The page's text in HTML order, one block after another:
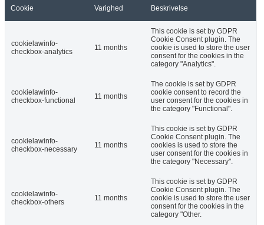
Cookie Varighed Beskrivelse
cookielawinfo-
checkbox-analytics
11 months
This cookie is set by GDPR
Cookie Consent plugin. The
cookie is used to store the user
consent for the cookies in the
category "Analytics".
cookielawinfo-
checkbox-functional
11 months
The cookie is set by GDPR
cookie consent to record the
user consent for the cookies in
the category "Functional".
cookielawinfo-
checkbox-necessary
11 months
This cookie is set by GDPR
Cookie Consent plugin. The
cookies is used to store the
user consent for the cookies in
the category "Necessary".
cookielawinfo-
checkbox-others
11 months
This cookie is set by GDPR
Cookie Consent plugin. The
cookie is used to store the user
consent for the cookies in the
category "Other.